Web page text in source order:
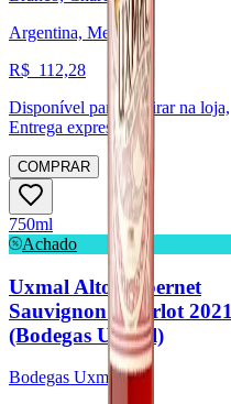
Argentina, Mendoza
R$ 112,28
Disponível para: Retirar na loja,
Entrega expressa
COMPRAR
750ml
Achado
Uxmal Alto Cabernet
Sauvignon / Merlot 2021
(Bodegas Uxmal)
Bodegas Uxmal